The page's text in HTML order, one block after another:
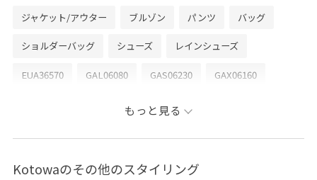
ジャケット/アウター ブルゾン パンツ バッグ
ショルダーバッグ シューズ レインシューズ
EUA36570 GAL06080 GAS06230 GAX06160
HUNTER
なめらか もちもち アウター
もっと見る
Kotowaのその他のスタイリング